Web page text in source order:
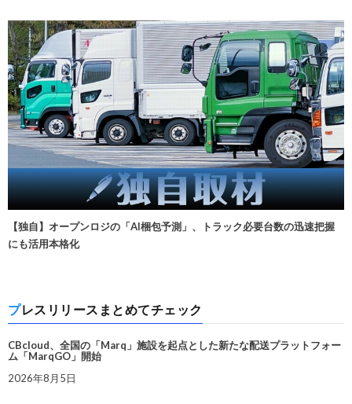
【独自】オープンロジの「AI梱包予測」、トラック必要台数の迅速把握
にも活用本格化
プレスリリースまとめてチェック
CBcloud、全国の「Marq」施設を起点とした新たな配送プラットフォー
ム「MarqGO」開始
2026年8月5日